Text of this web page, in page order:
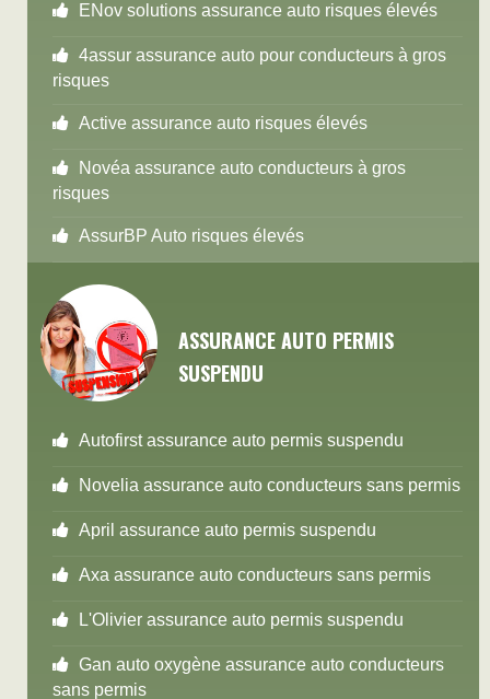
ENov solutions assurance auto risques élevés
4assur assurance auto pour conducteurs à gros
risques
Active assurance auto risques élevés
Novéa assurance auto conducteurs à gros
risques
AssurBP Auto risques élevés
ASSURANCE AUTO PERMIS
SUSPENDU
Autofirst assurance auto permis suspendu
Novelia assurance auto conducteurs sans permis
April assurance auto permis suspendu
Axa assurance auto conducteurs sans permis
L'Olivier assurance auto permis suspendu
Gan auto oxygène assurance auto conducteurs
sans permis